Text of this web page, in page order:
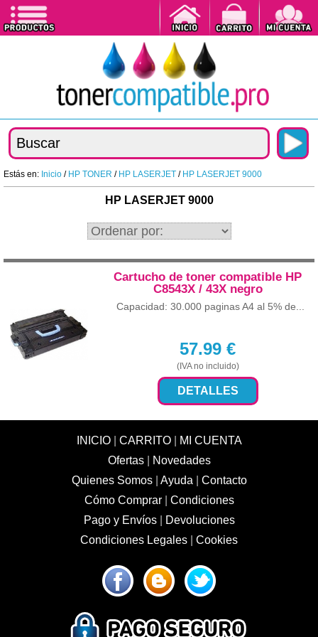
Estás en: Inicio / HP TONER / HP LASERJET / HP LASERJET 9000
HP LASERJET 9000
Cartucho de toner compatible HP
C8543X / 43X negro
Capacidad: 30.000 paginas A4 al 5% de...
57.99 €
(IVA no incluido)
DETALLES
INICIO| CARRITO|
MI CUENTA
Ofertas|
Novedades
Quienes Somos| Ayuda
Contacto
Cómo Comprar| Condiciones
Pago y Envíos|
Devoluciones
Condiciones Legales
Cookies